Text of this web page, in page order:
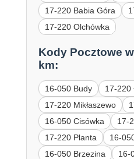
17-220 Babia Góra
17-220 Olchówka
Kody Pocztowe
km:
16-050 Budy
17-220
17-220 Mikłaszewo
16-050 Cisówka
17-
17-220 Planta
16-
16-050 Brzezina
16-